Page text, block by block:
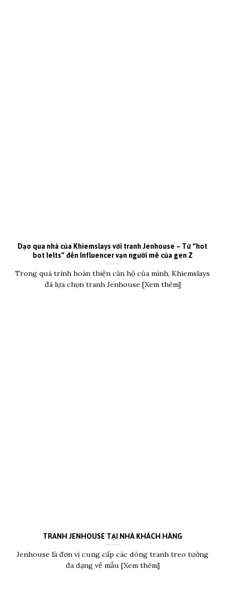
Dạo qua nhà của Khiemslays với tranh Jenhouse – Từ “hot
bot Ielts” đến Influencer vạn người mê của gen Z
Trong quá trình hoàn thiện căn hộ của mình, Khiemslays
đã lựa chọn tranh Jenhouse [Xem thêm]
TRANH JENHOUSE TẠI NHÀ KHÁCH HÀNG
Jenhouse là đơn vị cung cấp các dòng tranh treo tường
đa dạng về mẫu [Xem thêm]